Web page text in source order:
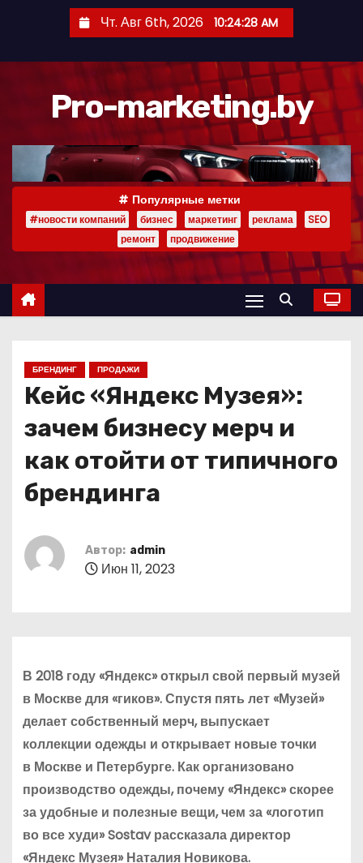
р
Чт. Авг 6th, 2026 10:24:30 AM
Pro-marketing.by
Популярные метки
#новости компаний бизнес маркетинг реклама
SEO
ремонт
продвижение
БРЕНДИНГ ПРОДАЖИ
Кейс «Яндекс Музея»:
зачем бизнесу мерч и
как отойти от типичного
брендинга
Автор: admin
Июн 11, 2023
В 2018 году «Яндекс» открыл свой первый музей
в Москве для «гиков». Спустя пять лет «Музей»
делает собственный мерч, выпускает
коллекции одежды и открывает новые точки
в Москве и Петербурге. Как организовано
производство одежды, почему «Яндекс» скорее
за удобные и полезные вещи, чем за «логотип
во все худи» Sostav рассказала директор
«Яндекс Музея» Наталия Новикова.